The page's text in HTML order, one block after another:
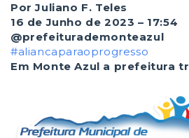
Por Juliano F. Teles
16 de Junho de 2023 – 17:54
@prefeiturademonteazul
#aliancaparaoprogresso
Em Monte Azul a prefeitura